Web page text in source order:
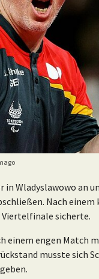
Wladyslawowo an
Nach einem
Viertelfinale sicherte.
engen Match
musste sich